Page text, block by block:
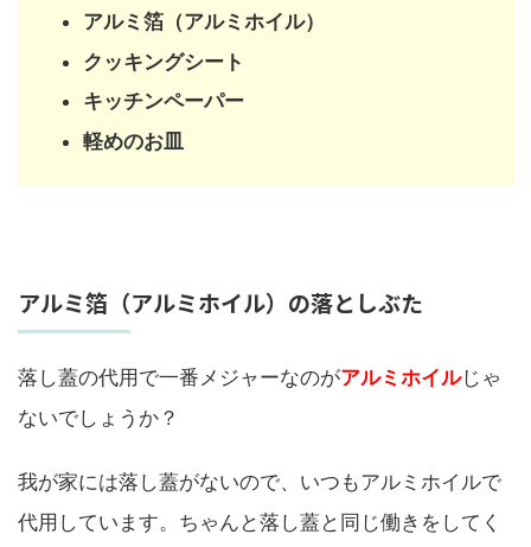
アルミ箔（アルミホイル）
クッキングシート
キッチンペーパー
軽めのお皿
アルミ箔（アルミホイル）の落としぶた
落し蓋の代用で一番メジャーなのがアルミホイルじゃ
ないでしょうか？
我が家には落し蓋がないので、いつもアルミホイルで
代用しています。ちゃんと落し蓋と同じ働きをしてく